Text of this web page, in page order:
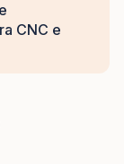
CNC e